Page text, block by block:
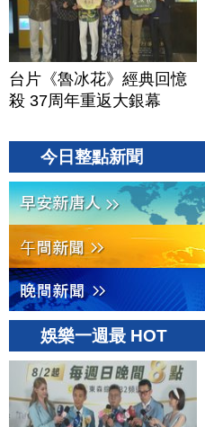
台片《魯冰花》經典回憶
殺 37周年重返大銀幕
今日整點新聞
娛樂一週最 HOT